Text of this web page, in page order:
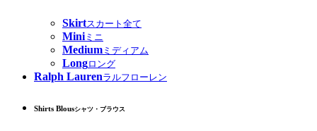
Skirtスカート全て
Miniミニ
Medium ミディアム
Longロング
Ralph Laurenラルフローレン
Shirts Blousシャツ・ブラウス